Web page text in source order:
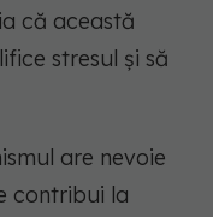
că această
stresul și să
are nevoie
contribui la